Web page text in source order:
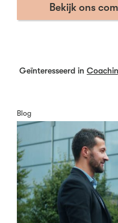
Bekijk ons
Geïnteresseerd in
Blog